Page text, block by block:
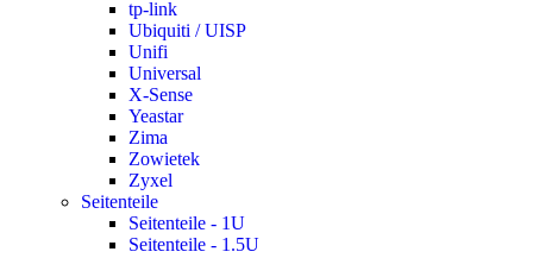
tp-link
Ubiquiti / UISP
Unifi
Universal
X-Sense
Yeastar
Zima
Zowietek
Zyxel
Seitenteile
Seitenteile - 1U
Seitenteile - 1.5U